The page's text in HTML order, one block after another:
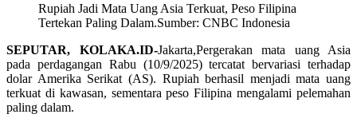
Rupiah Jadi Mata Uang Asia Terkuat, Peso Filipina
Tertekan Paling Dalam.Sumber: CNBC Indonesia
SEPUTAR, KOLAKA.ID-Jakarta,Pergerakan mata uang Asia
pada perdagangan Rabu (10/9/2025) tercatat bervariasi terhadap
dolar Amerika Serikat (AS). Rupiah berhasil menjadi mata uang
terkuat di kawasan, sementara peso Filipina mengalami pelemahan
paling dalam.